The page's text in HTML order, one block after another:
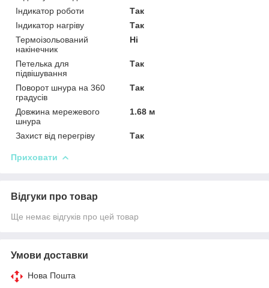
Індикатор роботи
Так
Індикатор нагріву
Так
Термоізольований
накінечник
Ні
Петелька для
підвішування
Так
Поворот шнура на 360
градусів
Так
Довжина мережевого
шнура
1.68 м
Захист від перегріву Так
Приховати
Відгуки про товар
Ще немає відгуків про цей товар
Умови доставки
Нова Пошта